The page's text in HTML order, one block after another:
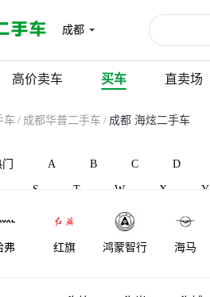
成都
高价卖车 买车 直卖场
车 / 成都华普二手车 / 成都 海炫二手车
A B C D
S T W X Y
弗 红旗 鸿蒙智行 海马